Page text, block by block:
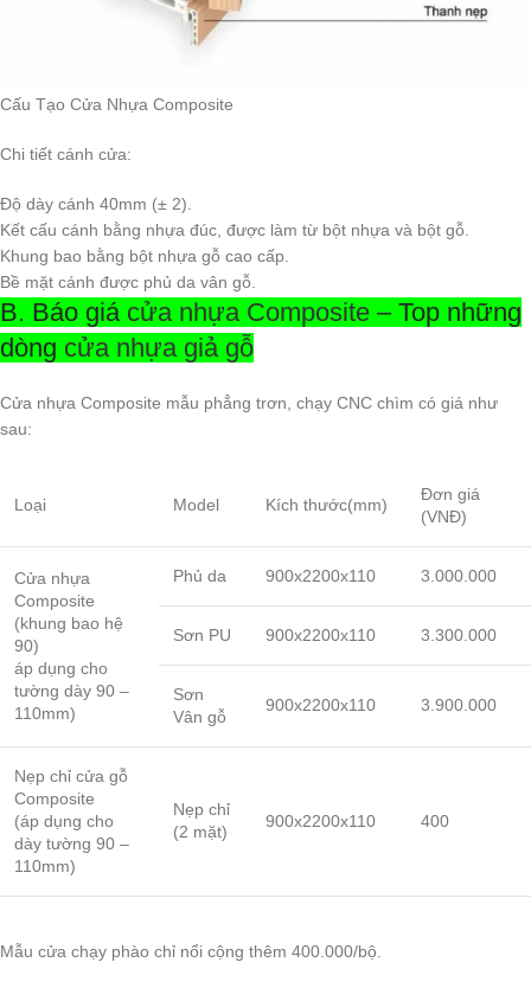
Cấu Tạo Cửa Nhựa Composite
Chi tiết cánh cửa:
Độ dày cánh 40mm (± 2).
Kết cấu cánh bằng nhựa đúc, được làm từ bột nhựa và bột gỗ.
Khung bao bằng bột nhựa gỗ cao cấp.
Bề mặt cánh được phủ da vân gỗ.
B. Báo giá cửa nhựa Composite – Top những
dòng cửa nhựa giả gỗ
Cửa nhựa Composite mẫu phẳng trơn, chạy CNC chìm có giá như
sau:
Loại Model Kích thước(mm)
Đơn giá
(VNĐ)
Cửa nhựa
Composite
(khung bao hệ
90)
áp dụng cho
tường dày 90 –
110mm)
Phủ da 900x2200x110 3.000.000
Sơn PU 900x2200x110 3.300.000
Sơn
Vân gỗ
900x2200x110 3.900.000
Nẹp chỉ cửa gỗ
Composite
(áp dụng cho
dày tường 90 –
110mm)
Nẹp chỉ
(2 mặt)
900x2200x110 400
Mẫu cửa chạy phào chỉ nổi cộng thêm 400.000/bộ.